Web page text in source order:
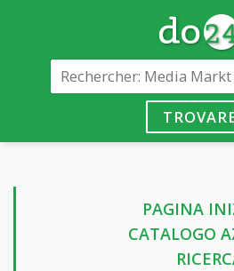
PAGINA
CATALOGO